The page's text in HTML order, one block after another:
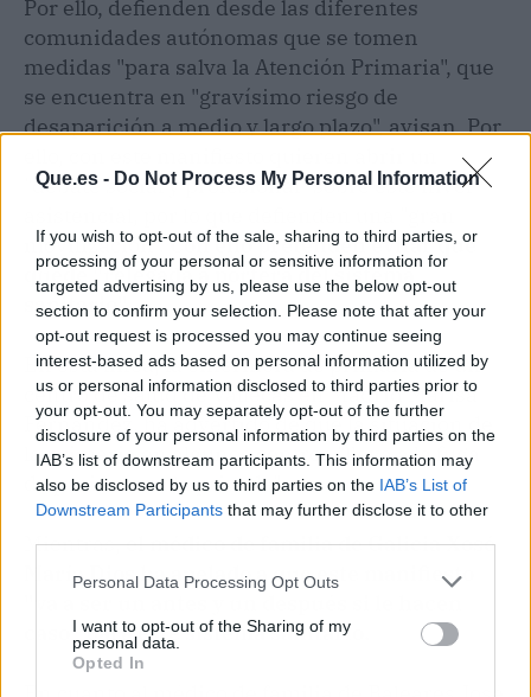
Que.es - Do Not Process My Personal Information
If you wish to opt-out of the sale, sharing to third parties, or
processing of your personal or sensitive information for
targeted advertising by us, please use the below opt-out
section to confirm your selection. Please note that after your
opt-out request is processed you may continue seeing
interest-based ads based on personal information utilized by
us or personal information disclosed to third parties prior to
your opt-out. You may separately opt-out of the further
disclosure of your personal information by third parties on the
IAB’s list of downstream participants. This information may
also be disclosed by us to third parties on the IAB’s List of
Downstream Participants that may further disclose it to other
Personal Data Processing Opt Outs
I want to opt-out of the Sharing of my
personal data.
Opted In
Por ello, defienden desde las diferentes
comunidades autónomas que se tomen
medidas "para salva la Atención Primaria", que
se encuentra en "gravísimo riesgo de
desaparición a medio y largo plazo", avisan. Por
"debate social y profesional" sobre este nivel
movilización".Con ello pretenden evitar que
quede "relegada a portera del sistema
sanitario".
En esta línea, la enfermera de primaria de un
centro de salud de Vallecas en Madrid Marisa
Fernández, ha advertido de que la situación de
la primaria en algunos centros "lleva a la fuga
de pacientes a la privada".
Mientras,el médico de familia de Galicia Xosé
María Dios ha apelado a que este manifiesto
caso" para este sistema sanitario.